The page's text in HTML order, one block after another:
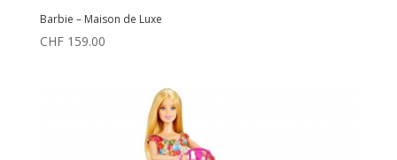
Barbie – Maison de Luxe
CHF159.00